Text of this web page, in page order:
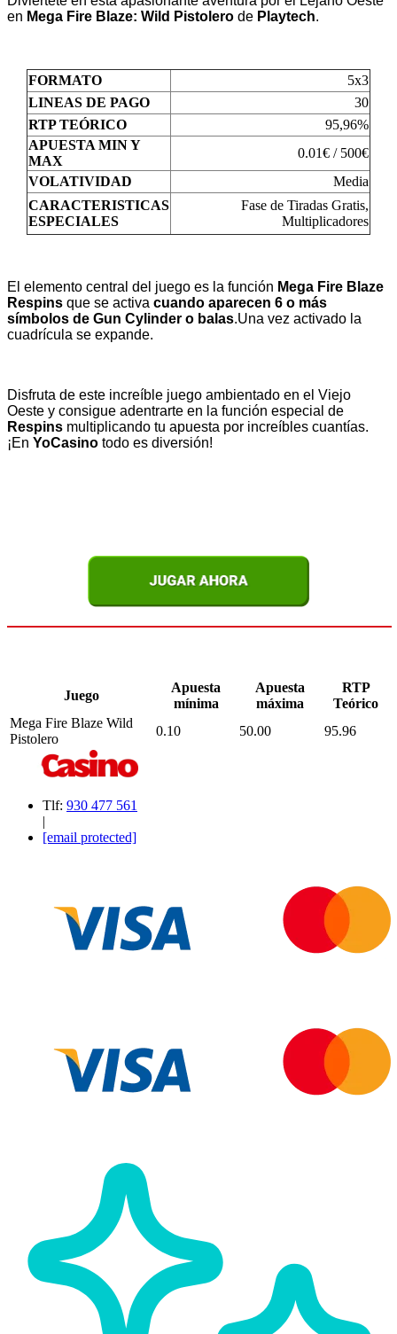
en Mega Fire Blaze: Wild Pistolero de Playtech.
FORMATO
5x3
LINEAS DE PAGO
30
RTP TEÓRICO
95,96%
APUESTA MIN Y
MAX
0.01€ / 500€
VOLATIVIDAD
Media
CARACTERISTICAS
ESPECIALES
Fase de Tiradas Gratis,
Multiplicadores
El elemento central del juego es la función Mega Fire Blaze
Respins que se activa cuando aparecen 6 o más
símbolos de Gun Cylinder o balas.Una vez activado la
cuadrícula se expande.
Disfruta de este increíble juego ambientado en el Viejo
Oeste y consigue adentrarte en la función especial de
Respins multiplicando tu apuesta por increíbles cuantías.
¡En YoCasino todo es diversión!
Juego
Apuesta
mínima
Apuesta
máxima
RTP
Teórico
Mega Fire Blaze Wild
Pistolero
0.10 50.00 95.96
Tlf: 930 477 561
|
[email protected]